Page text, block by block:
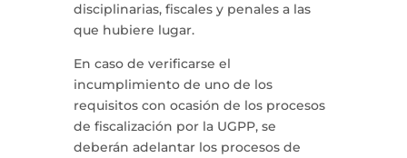
disciplinarias, fiscales y penales a las
que hubiere lugar.
En caso de verificarse el
incumplimiento de uno de los
requisitos con ocasión de los procesos
de fiscalización por la UGPP, se
deberán adelantar los procesos de